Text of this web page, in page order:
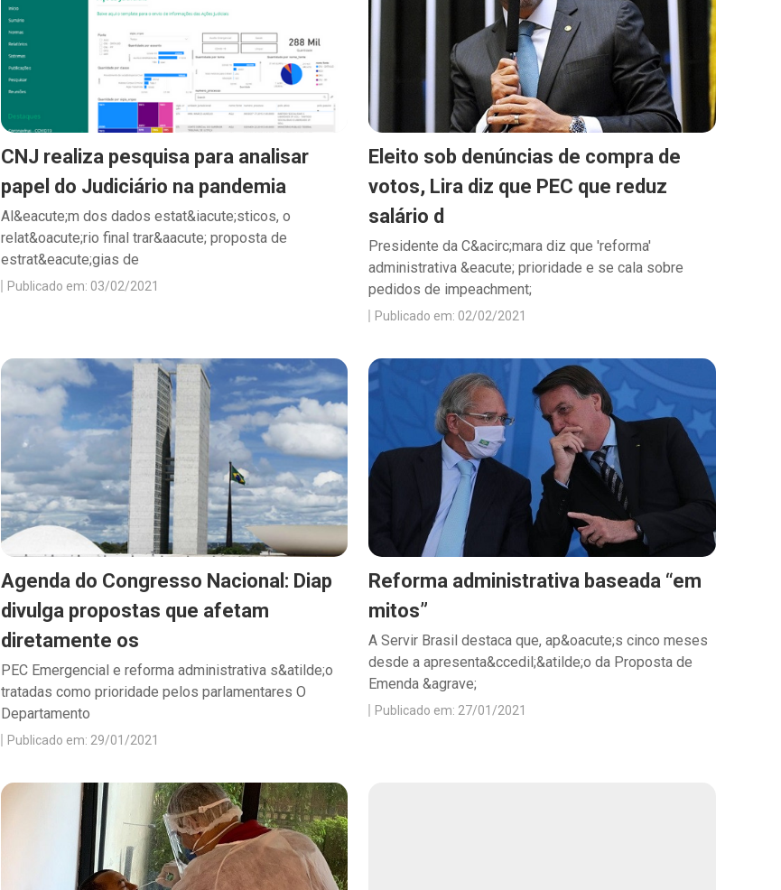
CNJ realiza pesquisa para analisar
papel do Judiciário na pandemia
Al&eacute;m dos dados estat&iacute;sticos, o
relat&oacute;rio final trar&aacute; proposta de
estrat&eacute;gias de
Publicado em: 03/02/2021
Eleito sob denúncias de compra de
votos, Lira diz que PEC que reduz
salário d
Presidente da C&acirc;mara diz que 'reforma'
administrativa &eacute; prioridade e se cala sobre
pedidos de impeachment;
Publicado em: 02/02/2021
Agenda do Congresso Nacional: Diap
divulga propostas que afetam
diretamente os
PEC Emergencial e reforma administrativa s&atilde;o
tratadas como prioridade pelos parlamentares O
Departamento
Publicado em: 29/01/2021
Reforma administrativa baseada “em
mitos”
A Servir Brasil destaca que, ap&oacute;s cinco meses
desde a apresenta&ccedil;&atilde;o da Proposta de
Emenda &agrave;
Publicado em: 27/01/2021